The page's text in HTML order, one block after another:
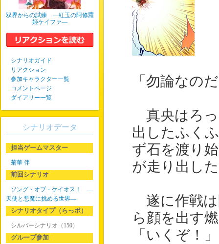
「勿論なの
真央はろっ
出したふく
ず石を渡り
が走り出し
遂に作戦は
ら顔を出す
「いくぞ！」
双界からの試練 ―紅玉の阿修羅
姫ケイファ―
シナリオガイド
リアクション
参加キャラクター一覧
コメントページ
ダイアリー一覧
シナリオデータ
担当ゲームマスター
菊華 伴
前回シナリオ
ソング・オブ・ケイオス！ ―
天使と悪魔に挑める世界―
シナリオタイプ（らっポ）
シルバーシナリオ（150）
グループ参加